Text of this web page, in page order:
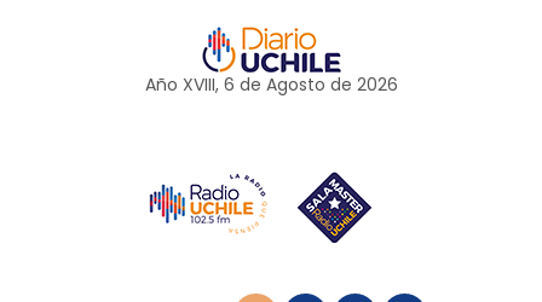
Año XVIII, 6 de Agosto de 2026